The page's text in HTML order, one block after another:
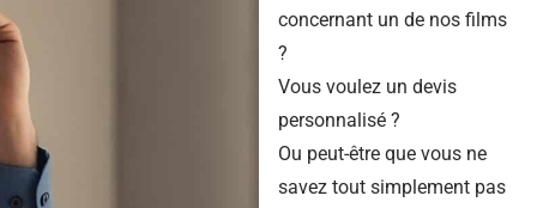
concernant un de nos films
?
Vous voulez un devis
personnalisé ?
Ou peut-être que vous ne
savez tout simplement pas